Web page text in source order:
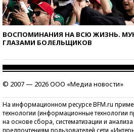
ВОСПОМИНАНИЯ НА ВСЮ ЖИЗНЬ.
ГЛАЗАМИ БОЛЕЛЬЩИКОВ
© 2007 — 2026 ООО «Медиа новости»
На информационном ресурсе BFM.ru
технологии (информационные технологии
на основе сбора, систематизации и
предпочтениям пользователей сети